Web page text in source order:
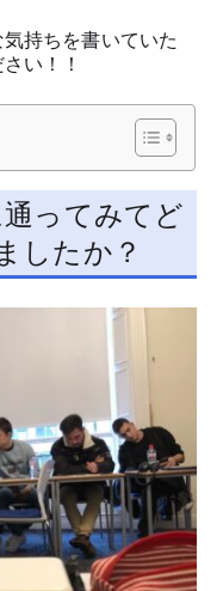
持ちを書いていた
い！！
ってみてど
したか？